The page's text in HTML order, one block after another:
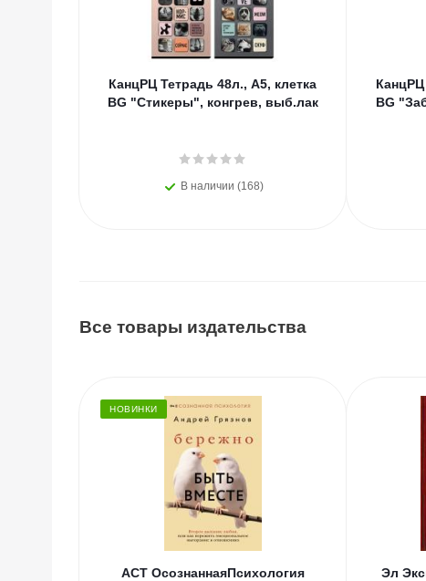
КанцРЦ Тетрадь 48л., А5, клетка
BG "Стикеры", конгрев, выб.лак
В наличии (168)
КанцРЦ
BG
Все товары издательства
НОВИНКИ
АСТ ОсознаннаяПсихология
Эл